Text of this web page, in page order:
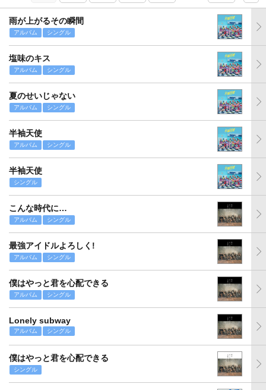
雨が上がるその瞬間
アルバム シングル
塩味のキス
アルバム シングル
夏のせいじゃない
アルバム シングル
半袖天使
アルバム シングル
半袖天使
シングル
こんな時代に…
アルバム シングル
最強アイドルよろしく!
アルバム シングル
僕はやっと君を心配できる
アルバム シングル
Lonely subway
アルバム シングル
僕はやっと君を心配できる
シングル